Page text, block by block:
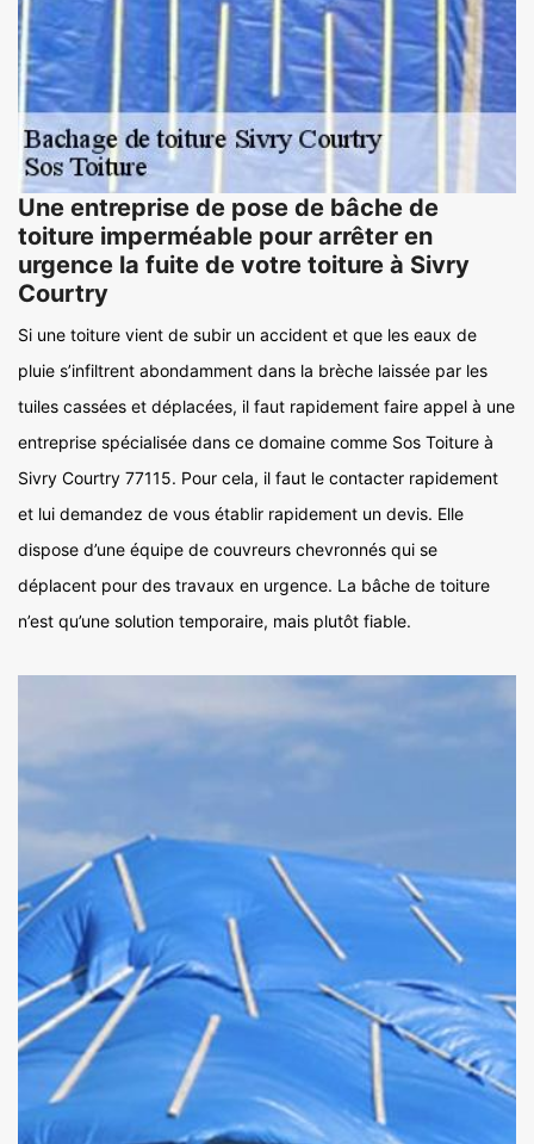
Une entreprise de pose de bâche de
toiture imperméable pour arrêter en
urgence la fuite de votre toiture à Sivry
Courtry
Si une toiture vient de subir un accident et que les eaux de
pluie s’infiltrent abondamment dans la brèche laissée par les
tuiles cassées et déplacées, il faut rapidement faire appel à une
entreprise spécialisée dans ce domaine comme Sos Toiture à
Sivry Courtry 77115. Pour cela, il faut le contacter rapidement
et lui demandez de vous établir rapidement un devis. Elle
dispose d’une équipe de couvreurs chevronnés qui se
déplacent pour des travaux en urgence. La bâche de toiture
n’est qu’une solution temporaire, mais plutôt fiable.